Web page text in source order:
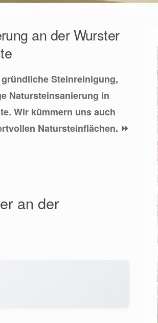
an der Wurster
Steinreinigung,
Natursteinsanierung in
Wir kümmern uns auch
Natursteinflächen. ⏩
an der